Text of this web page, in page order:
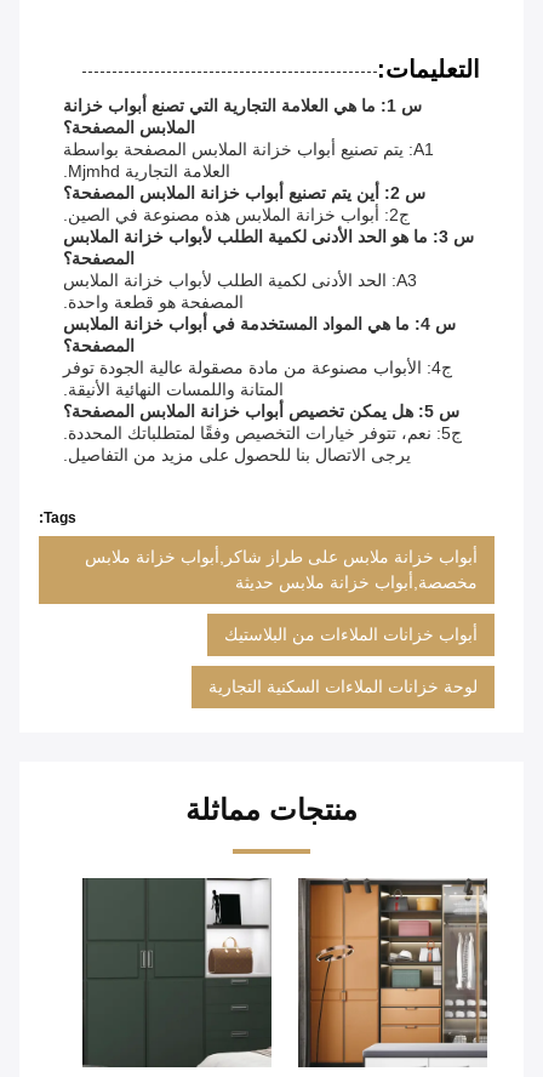
التعليمات:
س 1: ما هي العلامة التجارية التي تصنع أبواب خزانة
الملابس المصفحة؟
A1: يتم تصنيع أبواب خزانة الملابس المصفحة بواسطة
العلامة التجارية Mjmhd.
س 2: أين يتم تصنيع أبواب خزانة الملابس المصفحة؟
ج2: أبواب خزانة الملابس هذه مصنوعة في الصين.
س 3: ما هو الحد الأدنى لكمية الطلب لأبواب خزانة الملابس
المصفحة؟
A3: الحد الأدنى لكمية الطلب لأبواب خزانة الملابس
المصفحة هو قطعة واحدة.
س 4: ما هي المواد المستخدمة في أبواب خزانة الملابس
المصفحة؟
ج4: الأبواب مصنوعة من مادة مصقولة عالية الجودة توفر
المتانة واللمسات النهائية الأنيقة.
س 5: هل يمكن تخصيص أبواب خزانة الملابس المصفحة؟
ج5: نعم، تتوفر خيارات التخصيص وفقًا لمتطلباتك المحددة.
يرجى الاتصال بنا للحصول على مزيد من التفاصيل.
Tags:
أبواب خزانة ملابس على طراز شاكر,أبواب خزانة ملابس
مخصصة,أبواب خزانة ملابس حديثة
أبواب خزانات الملاءات من البلاستيك
لوحة خزانات الملاءات السكنية التجارية
منتجات مماثلة